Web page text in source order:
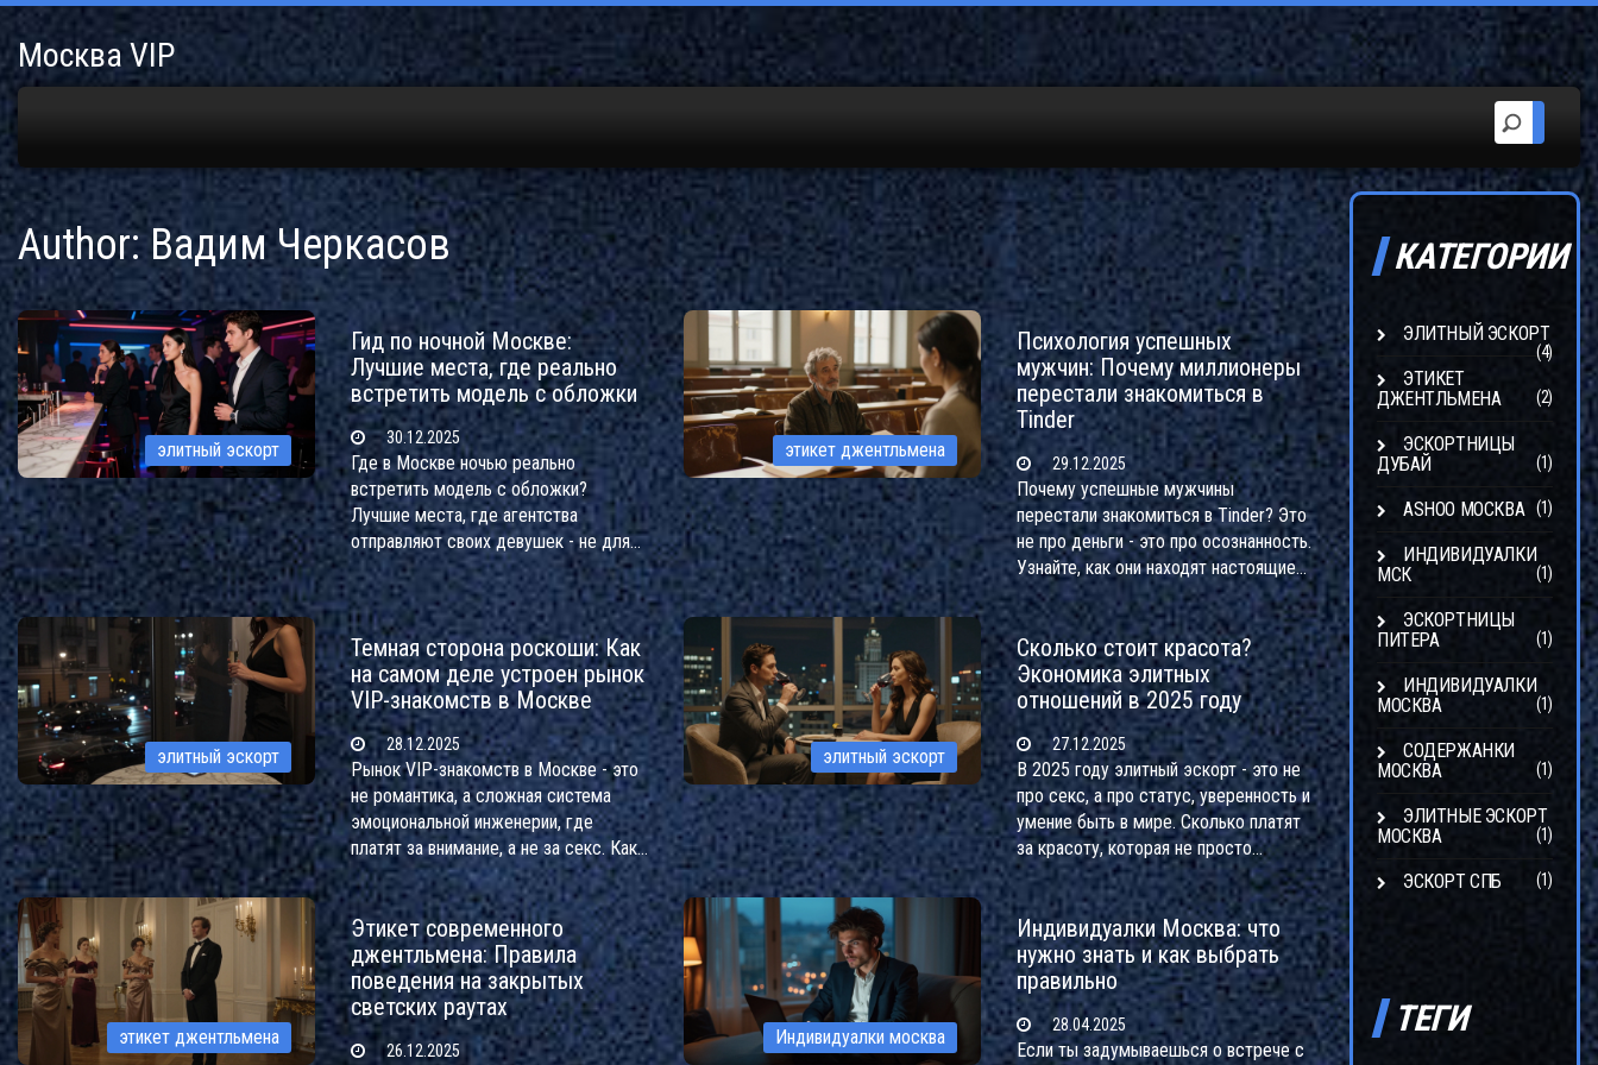
Москва VIP
Author: Вадим Черкасов
элитный эскорт
Гид по ночной Москве:
Лучшие места, где реально
встретить модель с обложки
30.12.2025
Где в Москве ночью реально
встретить модель с обложки?
Лучшие места, где агентства
отправляют своих девушек - не для
развлечения, а для работы. Правила,
где быть, как вести себя и как
отличить настоящую модель.
этикет джентльмена
Психология успешных
мужчин: Почему миллионеры
перестали знакомиться в
Tinder
29.12.2025
Почему успешные мужчины
перестали знакомиться в Tinder? Это
не про деньги - это про осознанность.
Узнайте, как они находят настоящие
отношения, не тратя время на
поверхностные свайпы.
элитный эскорт
Темная сторона роскоши: Как
на самом деле устроен рынок
VIP-знакомств в Москве
28.12.2025
Рынок VIP-знакомств в Москве - это
не романтика, а сложная система
эмоциональной инженерии, где
платят за внимание, а не за секс. Как
устроены закрытые сети, кто за этим
стоит и почему это не
останавливается.
элитный эскорт
Сколько стоит красота?
Экономика элитных
отношений в 2025 году
27.12.2025
В 2025 году элитный эскорт - это не
про секс, а про статус, уверенность и
умение быть в мире. Сколько платят
за красоту, которая не просто
красивая, а умная, культурная и
редкая - и зачем это нужно?
этикет джентльмена
Этикет современного
джентльмена: Правила
поведения на закрытых
светских раутах
26.12.2025
Индивидуалки москва
Индивидуалки Москва: что
нужно знать и как выбрать
правильно
28.04.2025
Если ты задумываешься о встрече с
КАТЕГОРИИ
ЭЛИТНЫЙ ЭСКОРТ
(4)
ЭТИКЕТ
ДЖЕНТЛЬМЕНА
(2)
ЭСКОРТНИЦЫ
ДУБАЙ
(1)
ASHOO МОСКВА (1)
ИНДИВИДУАЛКИ
МСК
(1)
ЭСКОРТНИЦЫ
ПИТЕРА
(1)
ИНДИВИДУАЛКИ
МОСКВА
(1)
СОДЕРЖАНКИ
МОСКВА
(1)
ЭЛИТНЫЕ ЭСКОРТ
МОСКВА
(1)
ЭСКОРТ СПБ (1)
ТЕГИ